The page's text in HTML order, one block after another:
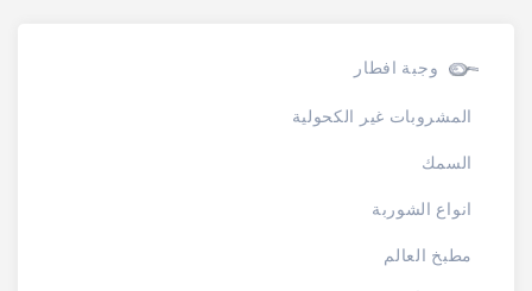
وجبة افطار
المشروبات غير الكحولية
السمك
انواع الشوربة
مطبخ العالم